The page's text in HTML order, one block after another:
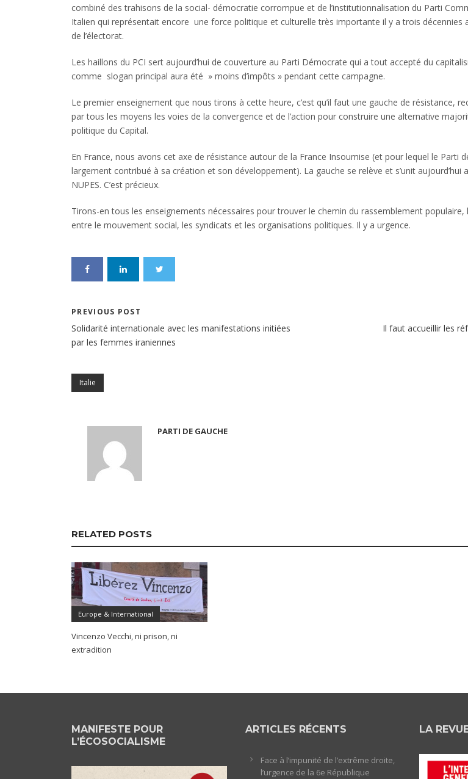
combiné des trahisons de la social- démocratie corrompue et de l’institutionnalisation du Parti
Italien qui représentait encore une force politique et culturelle très importante il y a trois décennies
de l’électorat.
Les haillons du PCI sert aujourd’hui de couverture au Parti Démocrate qui a tout accepté du
comme slogan principal aura été » moins d’impôts » pendant cette campagne.
Le premier enseignement que nous tirons à cette heure, c’est qu’il faut une gauche de résistance,
par tous les moyens les voies de la convergence et de l’action pour construire une alternative
politique du Capital.
En France, nous avons cet axe de résistance autour de la France Insoumise (et pour lequel le Parti
largement contribué à sa création et son développement). La gauche se relève et s’unit aujourd’hui
NUPES. C’est précieux.
Tirons-en tous les enseignements nécessaires pour trouver le chemin du rassemblement populaire,
entre le mouvement social, les syndicats et les organisations politiques. Il y a urgence.
PREVIOUS POST
Solidarité internationale avec les manifestations initiées
par les femmes iraniennes
Il faut accueillir les
Italie
PARTI DE GAUCHE
RELATED POSTS
Europe & International
Vincenzo Vecchi, ni prison, ni
extradition
MANIFESTE POUR
L’ÉCOSOCIALISME
ARTICLES RÉCENTS
Face à l’impunité de l’extrême droite,
l’urgence de la 6e République
LA